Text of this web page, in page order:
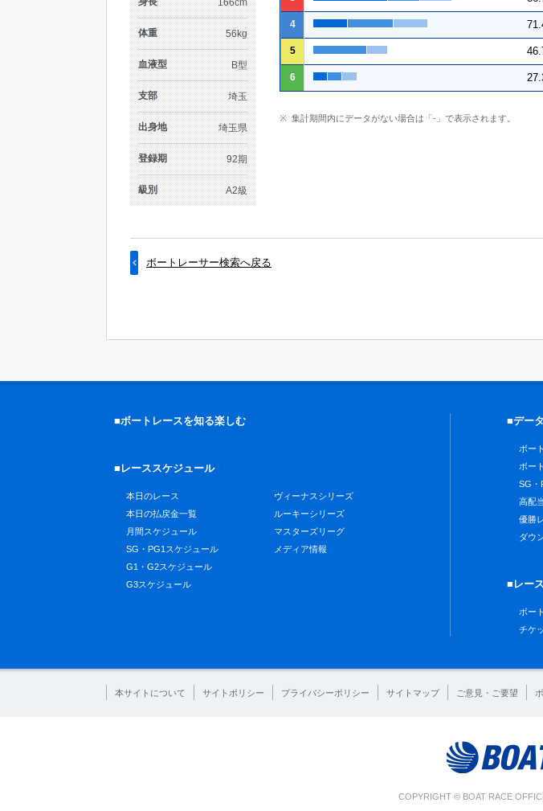
166cm
体重 56kg
血液型 B型
支部 埼玉
出身地 埼玉県
登録期 92期
級別 A2級
4
5
6
集計期間内にデータがない場合は「-」で表示されます。
ボートレーサー検索へ戻る
■ボートレースを知る楽しむ
■レーススケジュール
本日のレース
本日の払戻金一覧
月間スケジュール
SG・PG1スケジュール
G1・G2スケジュール
G3スケジュール
ヴィーナスシリーズ
ルーキーシリーズ
マスターズリーグ
メディア情報
■デー
ボー
ボー
SG・
高配
優勝
ダウ
■レー
ボー
チケ
本サイトについて サイトポリシー プライバシーポリシー サイトマップ ご意見・ご要望
COPYRIGHT © BOAT RACE